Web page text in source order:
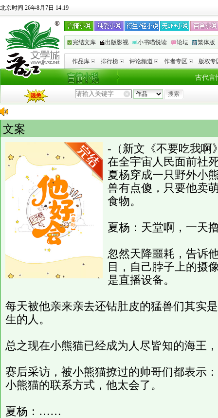
北京时间 26年8月7日 14:19
完结文库 出版影视 小书喵悦读 论坛 繁体版
作品库 排行榜 评论频道 作者专区 版权专
古代言
文案
-（新文《不要吃我啊
在全宇宙人民面前社
夏杨穿成一只野外小
兽有点傻，只要他卖
食物。
夏杨：天堂啊，一天
忽然天降噩耗，告诉
目，自己脖子上的摄
是直播设备。
每天被他亲来亲去还钻肚皮的猛兽们其实
生的人。
总之现在小熊猫已经成为人尽皆知的海王
赛后采访，被小熊猫撩过的帅哥们都表示
小熊猫的联系方式，他太会了。
夏杨：……